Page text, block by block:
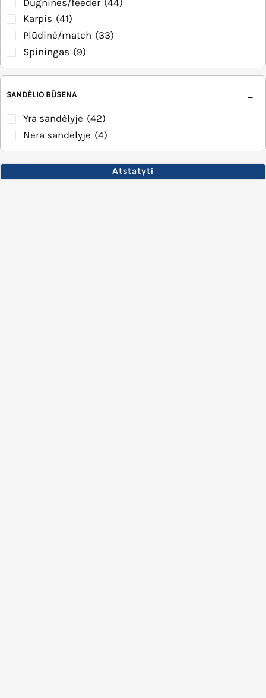
Karpis (41)
Plūdinė/match (33)
Spiningas (9)
SANDĖLIO BŪSENA
Yra sandėlyje (42)
Nėra sandėlyje (4)
Atstatyti